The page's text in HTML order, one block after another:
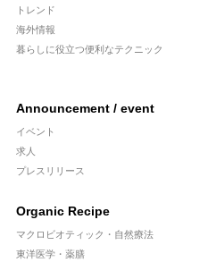
トレンド
海外情報
暮らしに役立つ便利なテクニック
Announcement / event
イベント
求人
プレスリリース
Organic Recipe
マクロビオティック・自然療法
東洋医学・薬膳